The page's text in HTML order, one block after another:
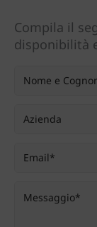
Compila il
disponibilità